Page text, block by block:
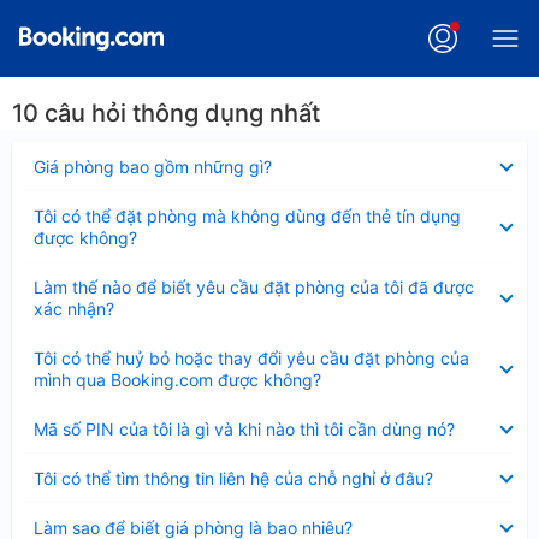
10 câu hỏi thông dụng nhất
Giá phòng bao gồm những gì?
thu
Tôi có thể đặt phòng mà không dùng đến thẻ tín dụng
được không?
thu
gọn
Làm thế nào để biết yêu cầu đặt phòng của tôi đã được
xác nhận?
thu
gọn
Tôi có thể huỷ bỏ hoặc thay đổi yêu cầu đặt phòng của
mình qua Booking.com được không?
thu
gọn
Mã số PIN của tôi là gì và khi nào thì tôi cần dùng nó?
thu
Tôi có thể tìm thông tin liên hệ của chỗ nghỉ ở đâu?
thu
Làm sao để biết giá phòng là bao nhiêu?
thu